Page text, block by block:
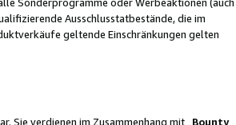
Ausschlusstatbestände, die im
geltende Einschränkungen gelten
Sie verdienen im Zusammenhang mit „ Bounty